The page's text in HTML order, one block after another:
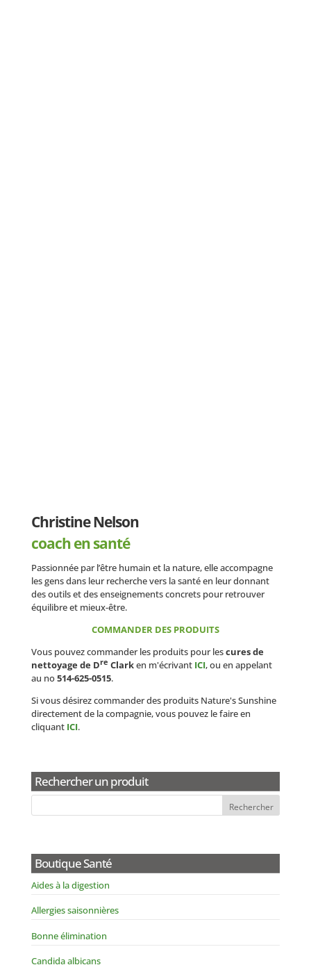
Christine Nelson
coach en santé
Passionnée par l’être humain et la nature, elle accompagne
les gens dans leur recherche vers la santé en leur donnant
des outils et des enseignements concrets pour retrouver
équilibre et mieux-être.
COMMANDER DES PRODUITS
Vous pouvez commander les produits pour lescures de
nettoyage de Dre Clarken m'écrivant ICI, ou en appelant
au no514-625-0515.
Si vous désirez commander des produits Nature's Sunshine
directement de la compagnie, vous pouvez le faire en
cliquant ICI.
Rechercher un produit
Boutique Santé
Aides à la digestion
Allergies saisonnières
Bonne élimination
Candida albicans